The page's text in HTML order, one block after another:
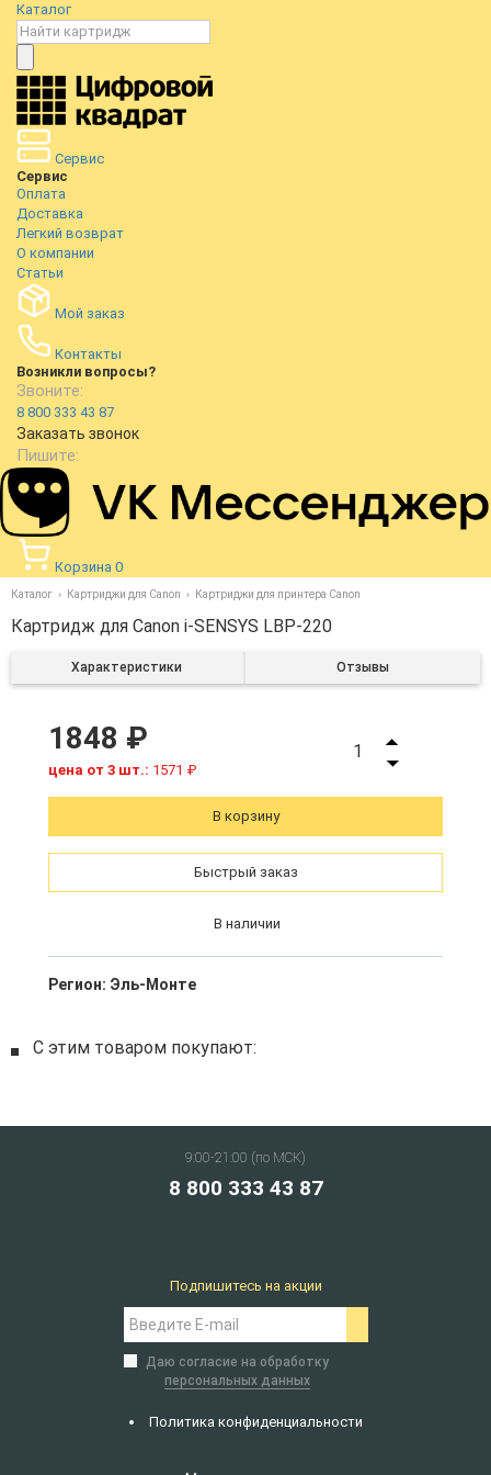
Каталог
Сервис
Сервис
Оплата
Доставка
Легкий возврат
О компании
Статьи
Мой заказ
Контакты
Возникли вопросы?
Звоните:
8 800 333 43 87
Заказать звонок
Пишите:
Корзина 0
Каталог Картриджи для Canon Картриджи для принтера Canon
Картридж для Canon i-SENSYS LBP-220
Характеристики Отзывы
1848 ₽
цена от 3 шт.: 1571 ₽
1
В корзину
Быстрый заказ
В наличии
Регион: Эль-Монте
С этим товаром покупают:
9:00-21:00 (по МСК)
8 800 333 43 87
Политика конфиденциальности
Подпишитесь на акции
Даю согласие на обработку
персональных данных